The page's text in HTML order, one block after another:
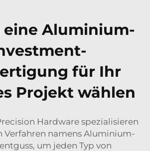
eine Aluminium-
für Ihr
Projekt wählen
Hardware spezialisieren
Verfahren namens Aluminium-
um jeden Typ von